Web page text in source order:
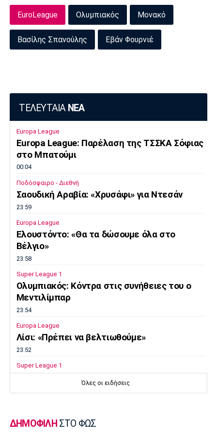
Πόρτο Μπενφίκα
EuroLeague Ολυμπιακός Μονακό
Βασίλης Σπανούλης Εβάν Φουρνιέ
ΤΕΛΕΥΤΑΙΑ ΝΕΑ
Europa League
Europa League: Παρέλαση της ΤΣΣΚΑ Σόφιας
στο Μπατούμι
00:04
Ποδόσφαιρο - Διεθνή
Σαουδική Αραβία: «Χρυσάφι» για Ντεσάν
23:59
Europa League
Ελουστόντο: «Θα τα δώσουμε όλα στο
Βέλγιο»
23:58
Super League 1
Ολυμπιακός: Κόντρα στις συνήθειες του ο
Μεντιλίμπαρ
23:54
Europa League
Λίσι: «Πρέπει να βελτιωθούμε»
23:52
Super League 1
Επιστρέφει αύριο στη Θεσσαλονίκη ο
Επίσημα στον Άρη ο Άνταμ Μοκόκα
Όλες οι ειδήσεις
ΔΗΜΟΦΙΛΗ ΣΤΟ ΦΩΣ